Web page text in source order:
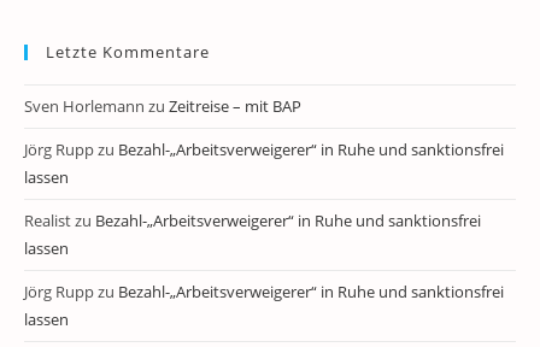
Letzte Kommentare
Sven Horlemann zu Zeitreise – mit BAP
Jörg Ruppzu Bezahl-„Arbeitsverweigerer“ in Ruhe und sanktionsfrei
lassen
Realistzu Bezahl-„Arbeitsverweigerer“ in Ruhe und sanktionsfrei
lassen
Jörg Ruppzu Bezahl-„Arbeitsverweigerer“ in Ruhe und sanktionsfrei
lassen